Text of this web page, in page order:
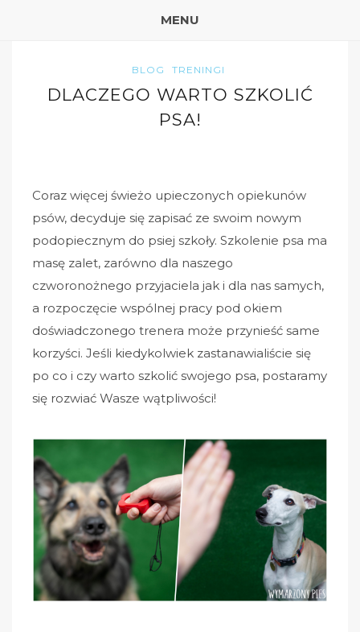
MENU
BLOG TRENINGI
DLACZEGO WARTO SZKOLIĆ
PSA!
Coraz więcej świeżo upieczonych opiekunów
psów, decyduje się zapisać ze swoim nowym
podopiecznym do psiej szkoły. Szkolenie psa ma
masę zalet, zarówno dla naszego
czworonożnego przyjaciela jak i dla nas samych,
a rozpoczęcie wspólnej pracy pod okiem
doświadczonego trenera może przynieść same
korzyści. Jeśli kiedykolwiek zastanawialiście się
po co i czy warto szkolić swojego psa, postaramy
się rozwiać Wasze wątpliwości!